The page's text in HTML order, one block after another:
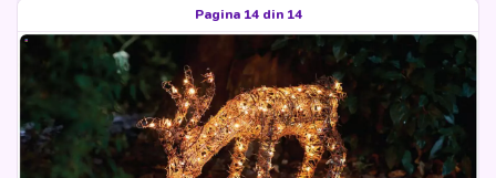
Pagina 14 din 14